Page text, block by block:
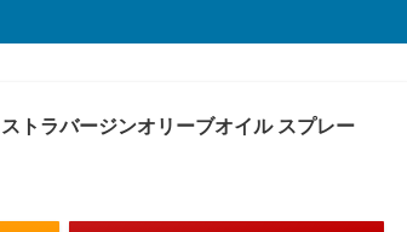
トラバージンオリーブオイル スプレー